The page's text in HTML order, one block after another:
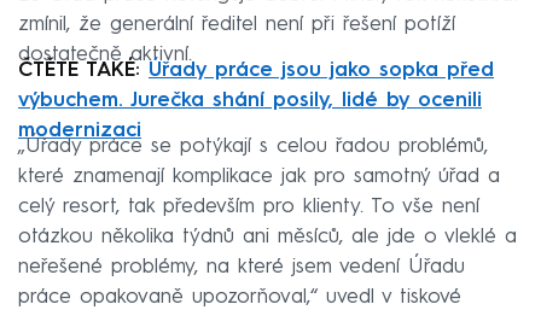
zmínil, že generální ředitel není při řešení potíží
dostatečně aktivní.
ČTĚTE TAKÉ: Úřady práce jsou jako sopka před
výbuchem. Jurečka shání posily, lidé by ocenili
modernizaci
„Úřady práce se potýkají s celou řadou problémů,
které znamenají komplikace jak pro samotný úřad a
celý resort, tak především pro klienty. To vše není
otázkou několika týdnů ani měsíců, ale jde o vleklé a
neřešené problémy, na které jsem vedení Úřadu
práce opakovaně upozorňoval,“ uvedl v tiskové